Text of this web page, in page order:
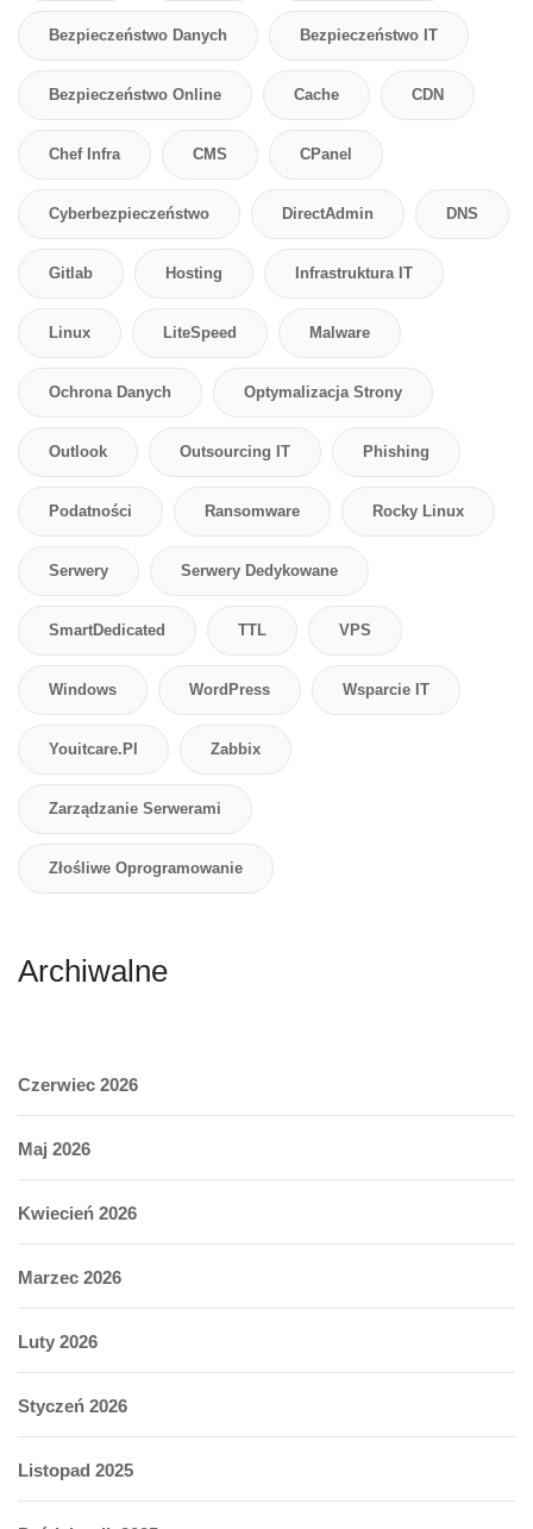
Bezpieczeństwo Danych Bezpieczeństwo IT
Bezpieczeństwo Online Cache CDN
Chef Infra CMS CPanel
Cyberbezpieczeństwo DirectAdmin DNS
Gitlab Hosting Infrastruktura IT
Linux LiteSpeed Malware
Ochrona Danych Optymalizacja Strony
Outlook Outsourcing IT Phishing
Podatności Ransomware Rocky Linux
Serwery Serwery Dedykowane
SmartDedicated TTL VPS
Windows WordPress Wsparcie IT
Youitcare.pl Zabbix
Zarządzanie Serwerami
Złośliwe Oprogramowanie
Archiwalne
Czerwiec 2026
Maj 2026
Kwiecień 2026
Marzec 2026
Luty 2026
Styczeń 2026
Listopad 2025